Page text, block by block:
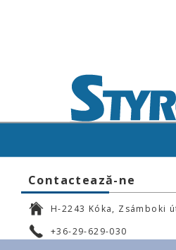
Contactează-ne
H-2243 Kóka, Zsámboki
+36-29-629-030